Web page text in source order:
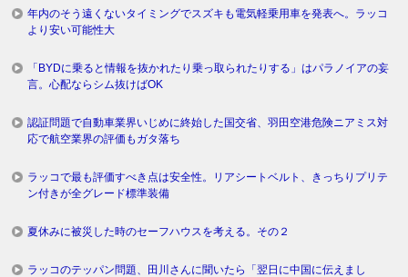
年内のそう遠くないタイミングでスズキも電気軽乗用車を発表へ。ラッコ
より安い可能性大
「BYDに乗ると情報を抜かれたり乗っ取られたりする」はパラノイアの妄
言。心配ならシム抜けばOK
認証問題で自動車業界いじめに終始した国交省、羽田空港危険ニアミス対
応で航空業界の評価もガタ落ち
ラッコで最も評価すべき点は安全性。リアシートベルト、きっちりプリテ
ン付きが全グレード標準装備
夏休みに被災した時のセーフハウスを考える。その２
ラッコのテッパン問題、田川さんに聞いたら「翌日に中国に伝えまし